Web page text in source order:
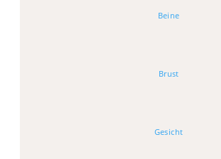
Beine
Brust
Gesicht